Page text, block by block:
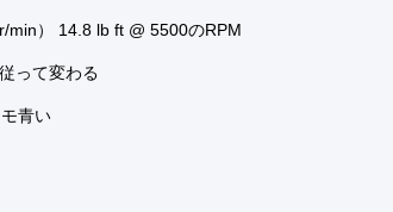
min） 14.8 lb ft @ 5500のRPM
って変わる
青い